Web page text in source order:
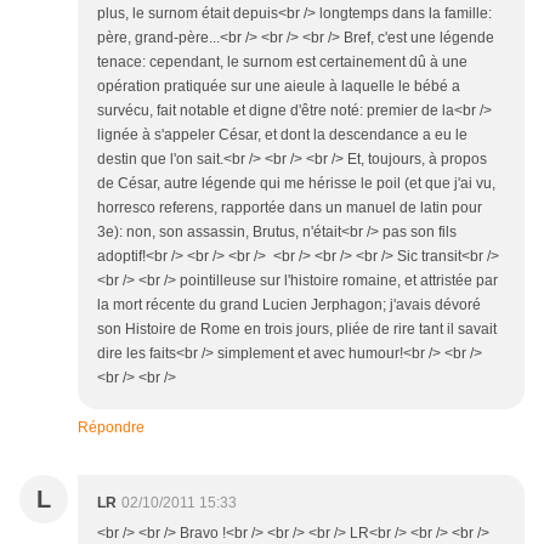
plus, le surnom était depuis<br /> longtemps dans la famille:
père, grand-père...<br /> <br /> <br /> Bref, c'est une légende
tenace: cependant, le surnom est certainement dû à une
opération pratiquée sur une aieule à laquelle le bébé a
survécu, fait notable et digne d'être noté: premier de la<br />
lignée à s'appeler César, et dont la descendance a eu le
destin que l'on sait.<br /> <br /> <br /> Et, toujours, à propos
de César, autre légende qui me hérisse le poil (et que j'ai vu,
horresco referens, rapportée dans un manuel de latin pour
3e): non, son assassin, Brutus, n'était<br /> pas son fils
adoptif!<br /> <br /> <br /> <br /> <br /> <br /> Sic transit<br />
<br /> <br /> pointilleuse sur l'histoire romaine, et attristée par
la mort récente du grand Lucien Jerphagon; j'avais dévoré
son Histoire de Rome en trois jours, pliée de rire tant il savait
dire les faits<br /> simplement et avec humour!<br /> <br />
<br /> <br />
Répondre
L LR 02/10/2011 15:33
<br /> <br /> Bravo !<br /> <br /> <br /> LR<br /> <br /> <br />